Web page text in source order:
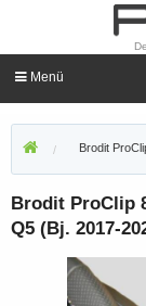
Menü
Brodit
Brodit ProClip
Q5 (Bj. 2017-